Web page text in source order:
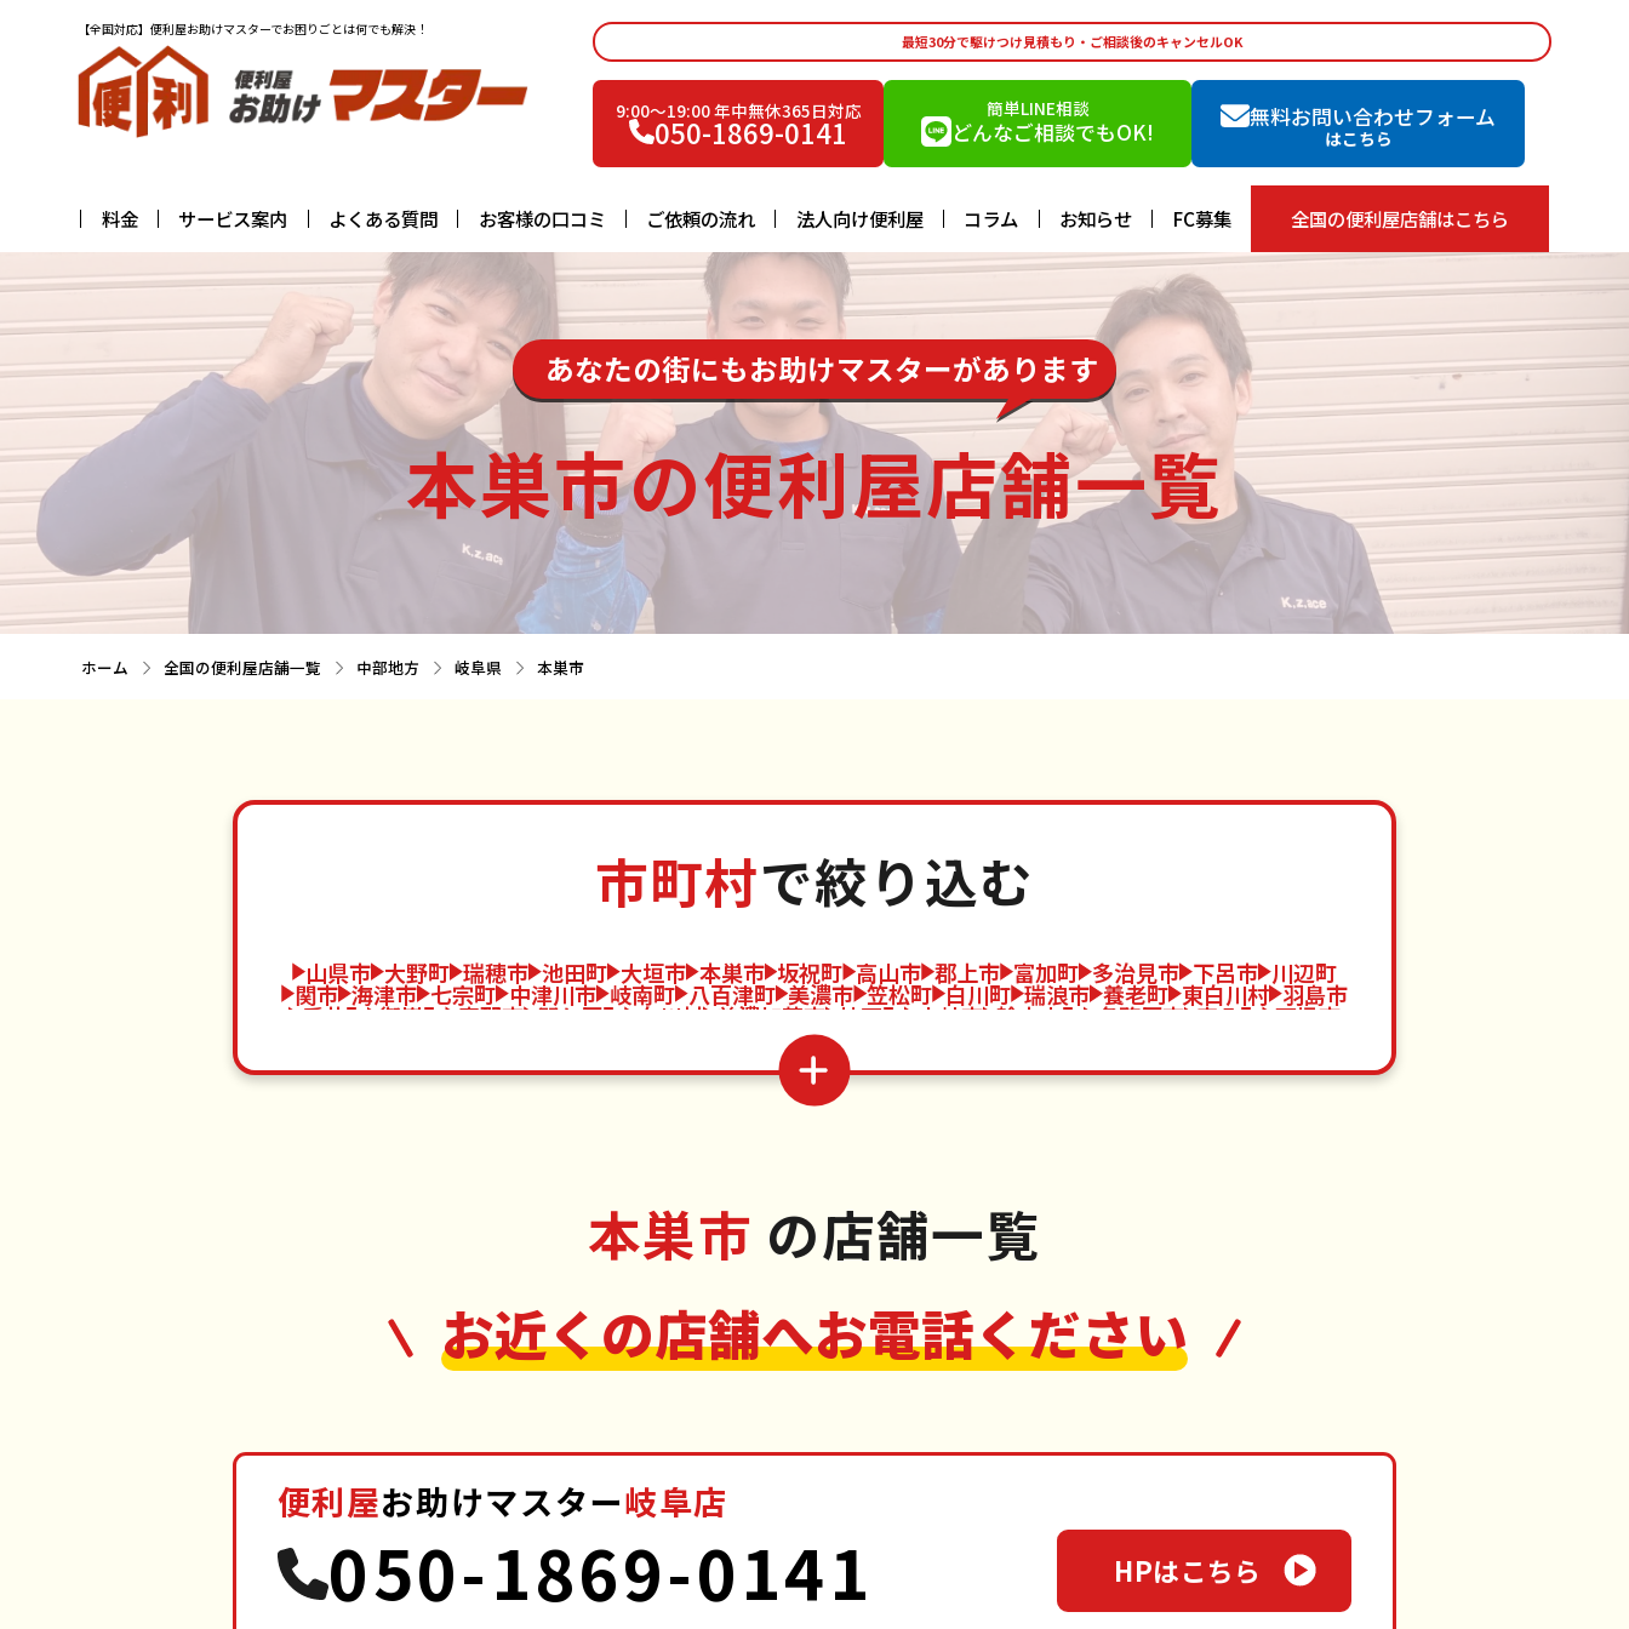
【全国対応】便利屋お助けマスターでお困りごとは何でも解決！
最短30分で駆けつけ見積もり・ご相談後のキャンセルOK
9:00〜19:00 年中無休365日対応
050-1869-0141
簡単LINE相談
どんなご相談でもOK!
無料お問い合わせフォーム
はこちら
料金 サービス案内 よくある質問 お客様の口コミ ご依頼の流れ 法人向け便利屋 コラム お知らせ FC募集 全国の便利屋店舗はこちら
あなたの街にもお助けマスターがあります
本巣市の便利屋店舗一覧
ホーム 全国の便利屋店舗一覧 中部地方 岐阜県 本巣市
市町村で絞り込む
山県市 大野町 瑞穂市 池田町 大垣市 本巣市 坂祝町 高山市 郡上市 富加町 多治見市 下呂市 川辺町
関市 海津市 七宗町 中津川市 岐南町 八百津町 美濃市 笠松町 白川町 瑞浪市 養老町 東白川村 羽島市
垂井町 御嵩町 恵那市 関ケ原町 白川村 美濃加茂市 神戸町 土岐市 輪之内町 各務原市 安八町 可児市
揖斐川町
本巣市 の店舗一覧
お近くの店舗へお電話ください
便利屋お助けマスター岐阜店
050-1869-0141 HPはこちら